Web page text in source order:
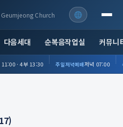
Church
다음세대 순복음작업실 커뮤니
· 4부 13:30 주일저녁예배저녁 07:00